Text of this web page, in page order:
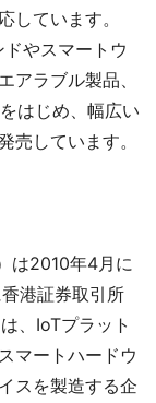
しています。
やスマートウ
アラブル製品、
はじめ、幅広い
売しています。
は2010年4月に
港証券取引所
、IoTプラット
マートハードウ
スを製造する企